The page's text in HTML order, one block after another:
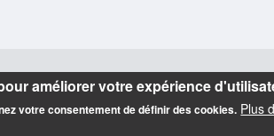
améliorer votre expérience
votre consentement de définir des cookies. Plus